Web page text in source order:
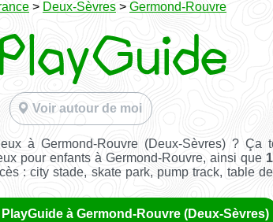
> Deux-Sèvres > Germond-Rouvre
Voir autour de moi
à Germond-Rouvre (Deux-Sèvres) ? Ça
pour enfants à Germond-Rouvre, ainsi que 1
: city stade, skate park, pump track, table
à Germond-Rouvre (Deux-Sèvres)